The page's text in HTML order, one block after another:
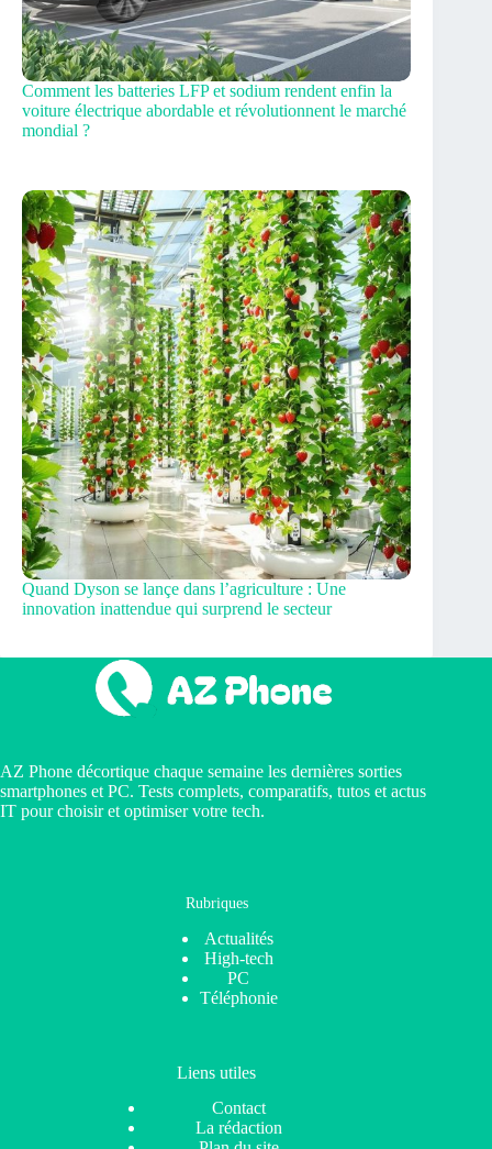
Comment les batteries LFP et sodium rendent enfin la
voiture électrique abordable et révolutionnent le marché
mondial ?
Quand Dyson se lançe dans l’agriculture : Une
innovation inattendue qui surprend le secteur
AZ Phone décortique chaque semaine les dernières sorties
smartphones et PC. Tests complets, comparatifs, tutos et actus
IT pour choisir et optimiser votre tech.
Rubriques
Actualités
High-tech
PC
Téléphonie
Liens utiles
Contact
La rédaction